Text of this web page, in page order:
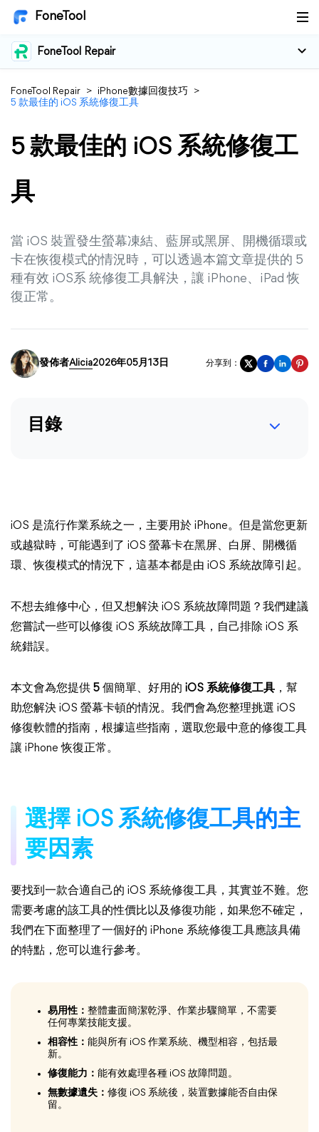
FoneTool
FoneTool Repair
FoneTool Repair > iPhone數據回復技巧
>
5 款最佳的 iOS 系統修復工具
5 款最佳的 iOS 系統修復工
具
當 iOS 裝置發生螢幕凍結、藍屏或黑屏、開機循環或
卡在恢復模式的情況時，可以透過本篇文章提供的 5
種有效 iOS系 統修復工具解決，讓 iPhone、iPad 恢
復正常。
發佈者Alicia2026年05月13日 分享到：
目錄
iOS 是流行作業系統之一，主要用於 iPhone。但是當您更新
或越獄時，可能遇到了 iOS 螢幕卡在黑屏、白屏、開機循
環、恢復模式的情況下，這基本都是由 iOS 系統故障引起。
不想去維修中心，但又想解決 iOS 系統故障問題？我們建議
您嘗試一些可以修復 iOS 系統故障工具，自己排除 iOS 系
統錯誤。
本文會為您提供 5 個簡單、好用的 iOS 系統修復工具 ，幫
助您解決 iOS 螢幕卡頓的情況。我們會為您整理挑選 iOS
修復軟體的指南，根據這些指南，選取您最中意的修復工具
讓 iPhone 恢復正常。
選擇 iOS 系統修復工具的主
要因素
要找到一款合適自己的 iOS 系統修復工具，其實並不難。您
需要考慮的該工具的性價比以及修復功能，如果您不確定，
我們在下面整理了一個好的 iPhone 系統修復工具應該具備
的特點，您可以進行參考。
易用性： 整體畫面簡潔乾淨、作業步驟簡單，不需要
任何專業技能支援。
相容性： 能與所有 iOS 作業系統、機型相容，包括最
新。
修復能力： 能有效處理各種 iOS 故障問題。
無數據遺失： 修復 iOS 系統後，裝置數據能否自由保
留。